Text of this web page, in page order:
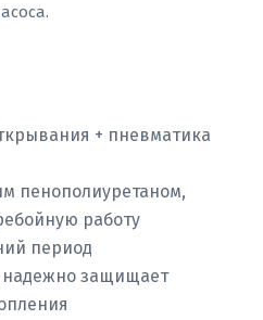
+ пневматика
пенополиуретаном,
работу
период
защищает